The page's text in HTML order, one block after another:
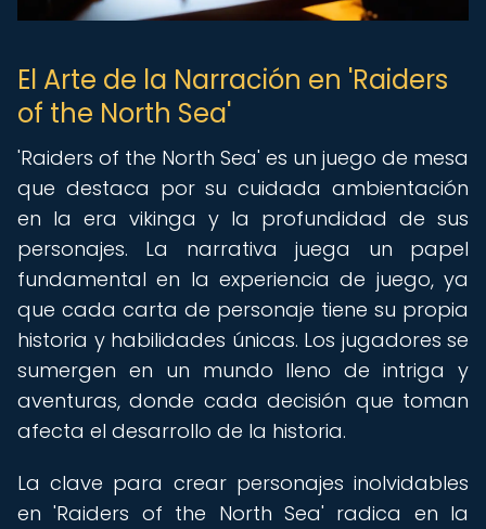
El Arte de la Narración en 'Raiders
of the North Sea'
'Raiders of the North Sea' es un juego de mesa
que destaca por su cuidada ambientación
en la era vikinga y la profundidad de sus
personajes. La narrativa juega un papel
fundamental en la experiencia de juego, ya
que cada carta de personaje tiene su propia
historia y habilidades únicas. Los jugadores se
sumergen en un mundo lleno de intriga y
aventuras, donde cada decisión que toman
afecta el desarrollo de la historia.
La clave para crear personajes inolvidables
en 'Raiders of the North Sea' radica en la